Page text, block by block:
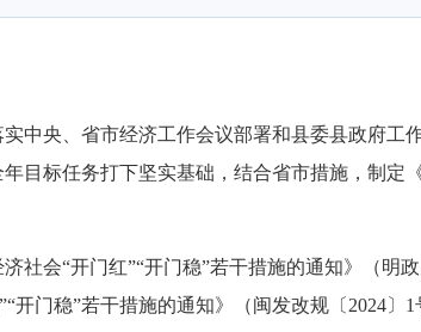
央、省市经济工作会议部署和县委县政府工
目标任务打下坚实基础，结合省市措施，制定
会“开门红”“开门稳”若干措施的通知》（明
门稳”若干措施的通知》（闽发改规〔2024〕1